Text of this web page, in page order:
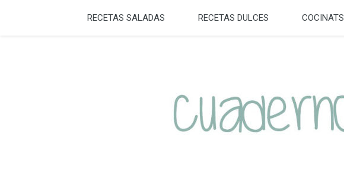
RECETAS SALADAS RECETAS DULCES COCINATS